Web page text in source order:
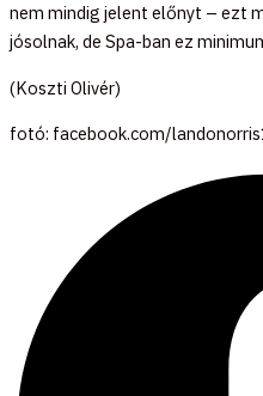
nem mindig jelent előnyt – ezt
jósolnak, de Spa-ban ez
(Koszti Olivér)
fotó: facebook.com/